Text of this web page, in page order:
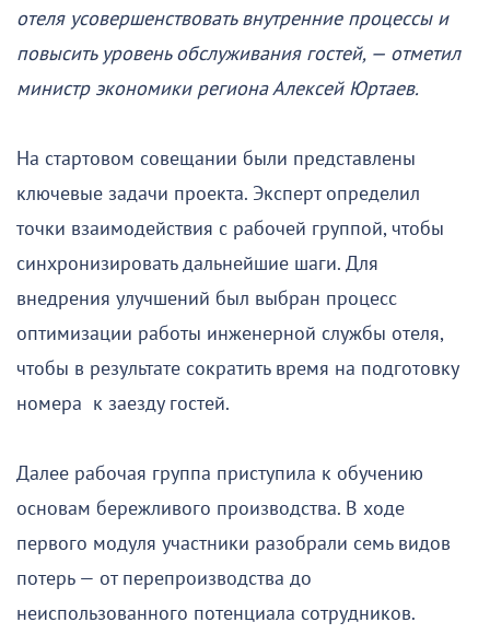
отеля усовершенствовать внутренние процессы и
повысить уровень обслуживания гостей, — отметил
министр экономики региона Алексей Юртаев.
На стартовом совещании были представлены
ключевые задачи проекта. Эксперт определил
точки взаимодействия с рабочей группой, чтобы
синхронизировать дальнейшие шаги. Для
внедрения улучшений был выбран процесс
оптимизации работы инженерной службы отеля,
чтобы в результате сократить время на подготовку
номера к заезду гостей.
Далее рабочая группа приступила к обучению
основам бережливого производства. В ходе
первого модуля участники разобрали семь видов
потерь — от перепроизводства до
неиспользованного потенциала сотрудников.